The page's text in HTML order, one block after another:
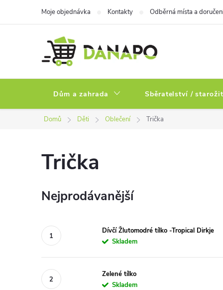
Moje objednávka Kontakty Odběrná místa a
Dům a zahrada Sběratelství /
Domů Děti Oblečení Trička
Trička
Nejprodávanější
Dívčí Žlutomodré tílko -Tropical Dirkje
Skladem
Zelené tílko
Skladem